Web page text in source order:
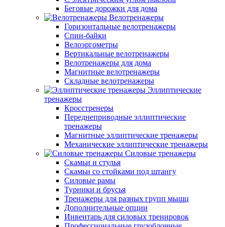
Беговые дорожки для дома
Велотренажеры
Горизонтальные велотренажеры
Спин-байки
Велоэргометры
Вертикальные велотренажеры
Велотренажеры для дома
Магнитные велотренажеры
Складные велотренажеры
Эллиптические
тренажеры
Кросстренеры
Переднеприводные эллиптические
тренажеры
Магнитные эллиптические тренажеры
Механические эллиптические тренажеры
Силовые тренажеры
Скамьи и стулья
Скамьи со стойками под штангу
Силовые рамы
Турники и брусья
Тренажеры для разных групп мышц
Дополнительные опции
Инвентарь для силовых тренировок